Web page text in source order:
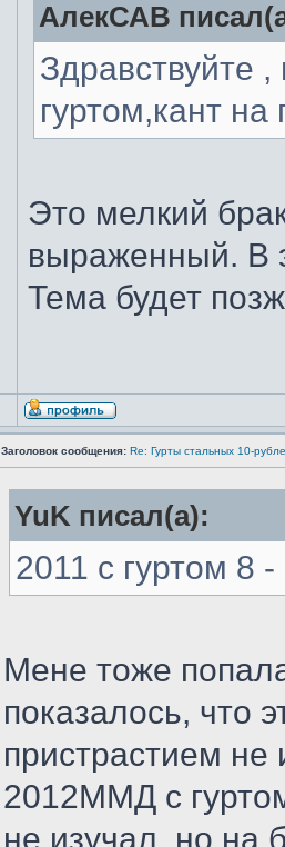
АлекСАВ
Здравствуйте
гуртом,кант на
Это мелкий
выраженный. В
Тема будет
Заголовок сообщения: Re: Гурты стальных 10-
YuK писал(а):
2011 с гуртом 8
Мене тоже
показалось, что
пристрастием не
2012ММД с
не изучал, но на